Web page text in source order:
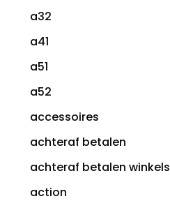
a32
a41
a51
a52
accessoires
achteraf betalen
achteraf betalen winkels
action